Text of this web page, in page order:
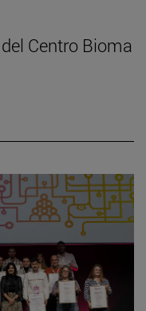
Centro Bioma